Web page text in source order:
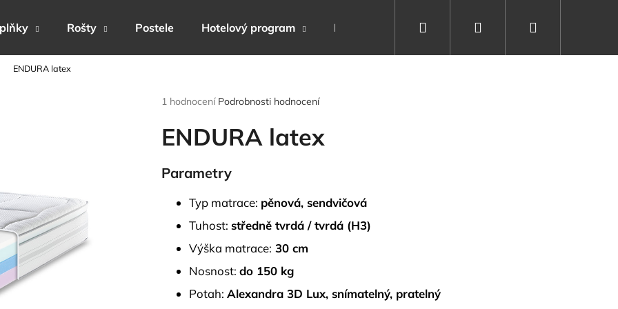
Rošty Postele Hotelový program Dárkové poukazy Vše o spánku
Přihlášení
ENDURA latex
Průměrné
produktu
je
z
5
1 hodnocení Podrobnosti hodnocení
ENDURA latex
Parametry
Typ matrace: pěnová, sendvičová
Tuhost: středně tvrdá / tvrdá (H3)
Výška matrace: 30 cm
Nosnost: do 150 kg
Potah: Alexandra 3D Lux, snímatelný, pratelný
Co potřebujete najít?
HLEDAT